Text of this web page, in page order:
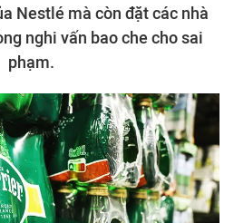
Nestlé mà còn đặt các nhà
nghi vấn bao che cho sai
phạm.